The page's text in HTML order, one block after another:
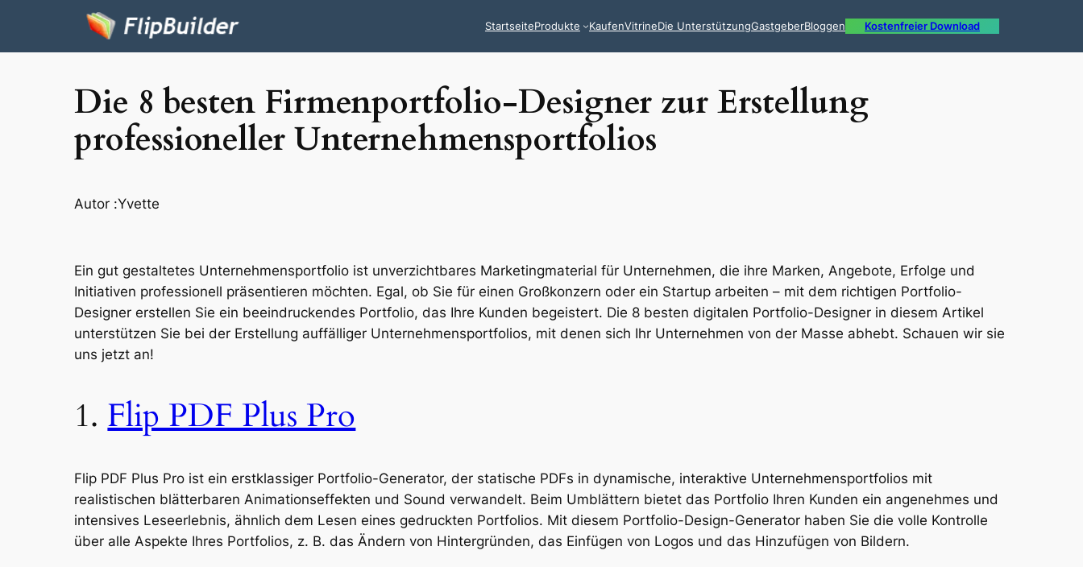
StartseiteProdukte KaufenVitrineDie UnterstützungGastgeberBloggen Kostenfreier Download
Die 8 besten Firmenportfolio-Designer zur Erstellung
professioneller Unternehmensportfolios
Autor :Yvette
Ein gut gestaltetes Unternehmensportfolio ist unverzichtbares Marketingmaterial für Unternehmen, die ihre Marken, Angebote, Erfolge und
Initiativen professionell präsentieren möchten. Egal, ob Sie für einen Großkonzern oder ein Startup arbeiten – mit dem richtigen Portfolio-
Designer erstellen Sie ein beeindruckendes Portfolio, das Ihre Kunden begeistert. Die 8 besten digitalen Portfolio-Designer in diesem Artikel
unterstützen Sie bei der Erstellung auffälliger Unternehmensportfolios, mit denen sich Ihr Unternehmen von der Masse abhebt. Schauen wir sie
uns jetzt an!
1.Flip PDF Plus Pro
Flip PDF Plus Pro ist ein erstklassiger Portfolio-Generator, der statische PDFs in dynamische, interaktive Unternehmensportfolios mit
realistischen blätterbaren Animationseffekten und Sound verwandelt. Beim Umblättern bietet das Portfolio Ihren Kunden ein angenehmes und
intensives Leseerlebnis, ähnlich dem Lesen eines gedruckten Portfolios. Mit diesem Portfolio-Design-Generator haben Sie die volle Kontrolle
über alle Aspekte Ihres Portfolios, z. B. das Ändern von Hintergründen, das Einfügen von Logos und das Hinzufügen von Bildern.